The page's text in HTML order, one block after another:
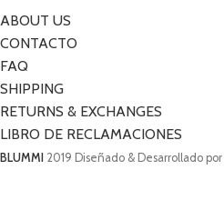
ABOUT US
CONTACTO
FAQ
SHIPPING
RETURNS & EXCHANGES
LIBRO DE RECLAMACIONES
BLUMMI 2019 Diseñado & Desarrollado por